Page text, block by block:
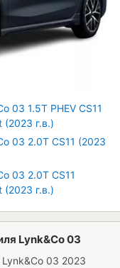
03 1.5T PHEV CS11
(2023 г.в.)
03 2.0T CS11 (2023
03 2.0T CS11
(2023 г.в.)
Lynk&Co 03
Lynk&Co 03 2023